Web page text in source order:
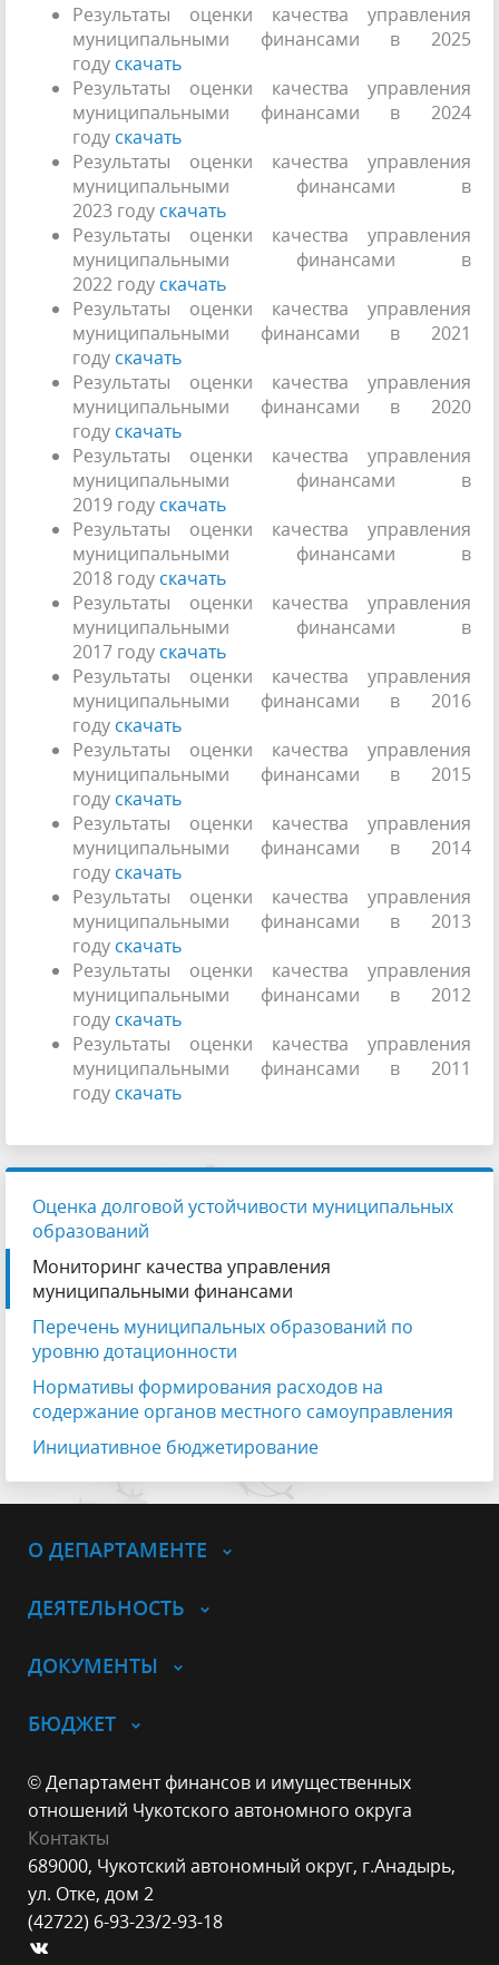
Результаты оценки качества управления
муниципальными финансами в 2025
году скачать
Результаты оценки качества управления
муниципальными финансами в 2024
году скачать
Результаты оценки качества управления
муниципальными финансами в
2023 году скачать
Результаты оценки качества управления
муниципальными финансами в
2022 году скачать
Результаты оценки качества управления
муниципальными финансами в 2021
году скачать
Результаты оценки качества управления
муниципальными финансами в 2020
году скачать
Результаты оценки качества управления
муниципальными финансами в
2019 году скачать
Результаты оценки качества управления
муниципальными финансами в
2018 году скачать
Результаты оценки качества управления
муниципальными финансами в
2017 году скачать
Результаты оценки качества управления
муниципальными финансами в 2016
году скачать
Результаты оценки качества управления
муниципальными финансами в 2015
году скачать
Результаты оценки качества управления
муниципальными финансами в 2014
году скачать
Результаты оценки качества управления
муниципальными финансами в 2013
году скачать
Результаты оценки качества управления
муниципальными финансами в 2012
году скачать
Результаты оценки качества управления
муниципальными финансами в 2011
году скачать
Оценка долговой устойчивости муниципальных
образований
Мониторинг качества управления
муниципальными финансами
Перечень муниципальных образований по
уровню дотационности
Нормативы формирования расходов на
содержание органов местного самоуправления
Инициативное бюджетирование
О ДЕПАРТАМЕНТЕ
ДЕЯТЕЛЬНОСТЬ
ДОКУМЕНТЫ
БЮДЖЕТ
© Департамент финансов и имущественных
отношений Чукотского автономного округа
Контакты
689000, Чукотский автономный округ, г.Анадырь,
ул. Отке, дом 2
(42722) 6-93-23/2-93-18